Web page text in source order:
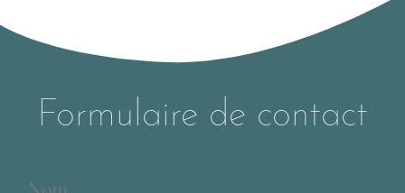
Formulaire de contact